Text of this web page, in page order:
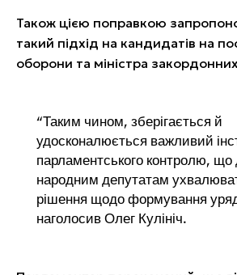
Також цією поправкою
такий підхід на кандидатів на
оборони та міністра
“Таким чином, зберігається й
удосконалюється важливий
парламентського контролю, що
народним депутатам
рішення щодо формування
наголосив Олег Кулініч.